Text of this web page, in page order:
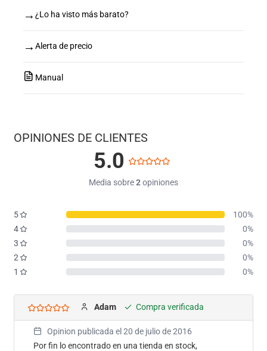
→ ¿Lo ha visto más barato?
→ Alerta de precio
Manual
OPINIONES DE CLIENTES
5.0
Media sobre2opiniones
5
100%
4
0%
3
0%
2
0%
1
0%
Adam Compra verificada
Opinion publicada el 20 de julio de 2016
Por fin lo encontrado en una tienda en stock,